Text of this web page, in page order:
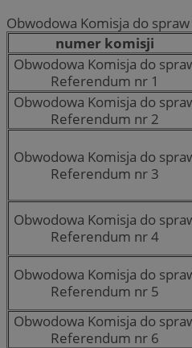
Obwodowa Komisja do
numer komisji
Obwodowa Komisja do
Referendum nr 1
Obwodowa Komisja do
Referendum nr 2
Obwodowa Komisja do
Referendum nr 3
Obwodowa Komisja do
Referendum nr 4
Obwodowa Komisja do
Referendum nr 5
Obwodowa Komisja do
Referendum nr 6